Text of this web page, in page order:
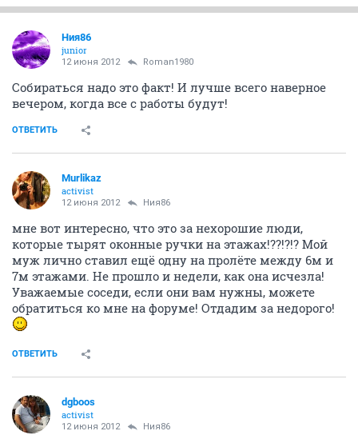
Ния86
junior
12 июня 2012 Roman1980
Собираться надо это факт! И лучше всего наверное
вечером, когда все с работы будут!
ОТВЕТИТЬ
Murlikaz
activist
12 июня 2012 Ния86
мне вот интересно, что это за нехорошие люди,
которые тырят оконные ручки на этажах!??!?!? Мой
муж лично ставил ещё одну на пролёте между 6м и
7м этажами. Не прошло и недели, как она исчезла!
Уважаемые соседи, если они вам нужны, можете
обратиться ко мне на форуме! Отдадим за недорого!
ОТВЕТИТЬ
dgboos
activist
12 июня 2012 Ния86